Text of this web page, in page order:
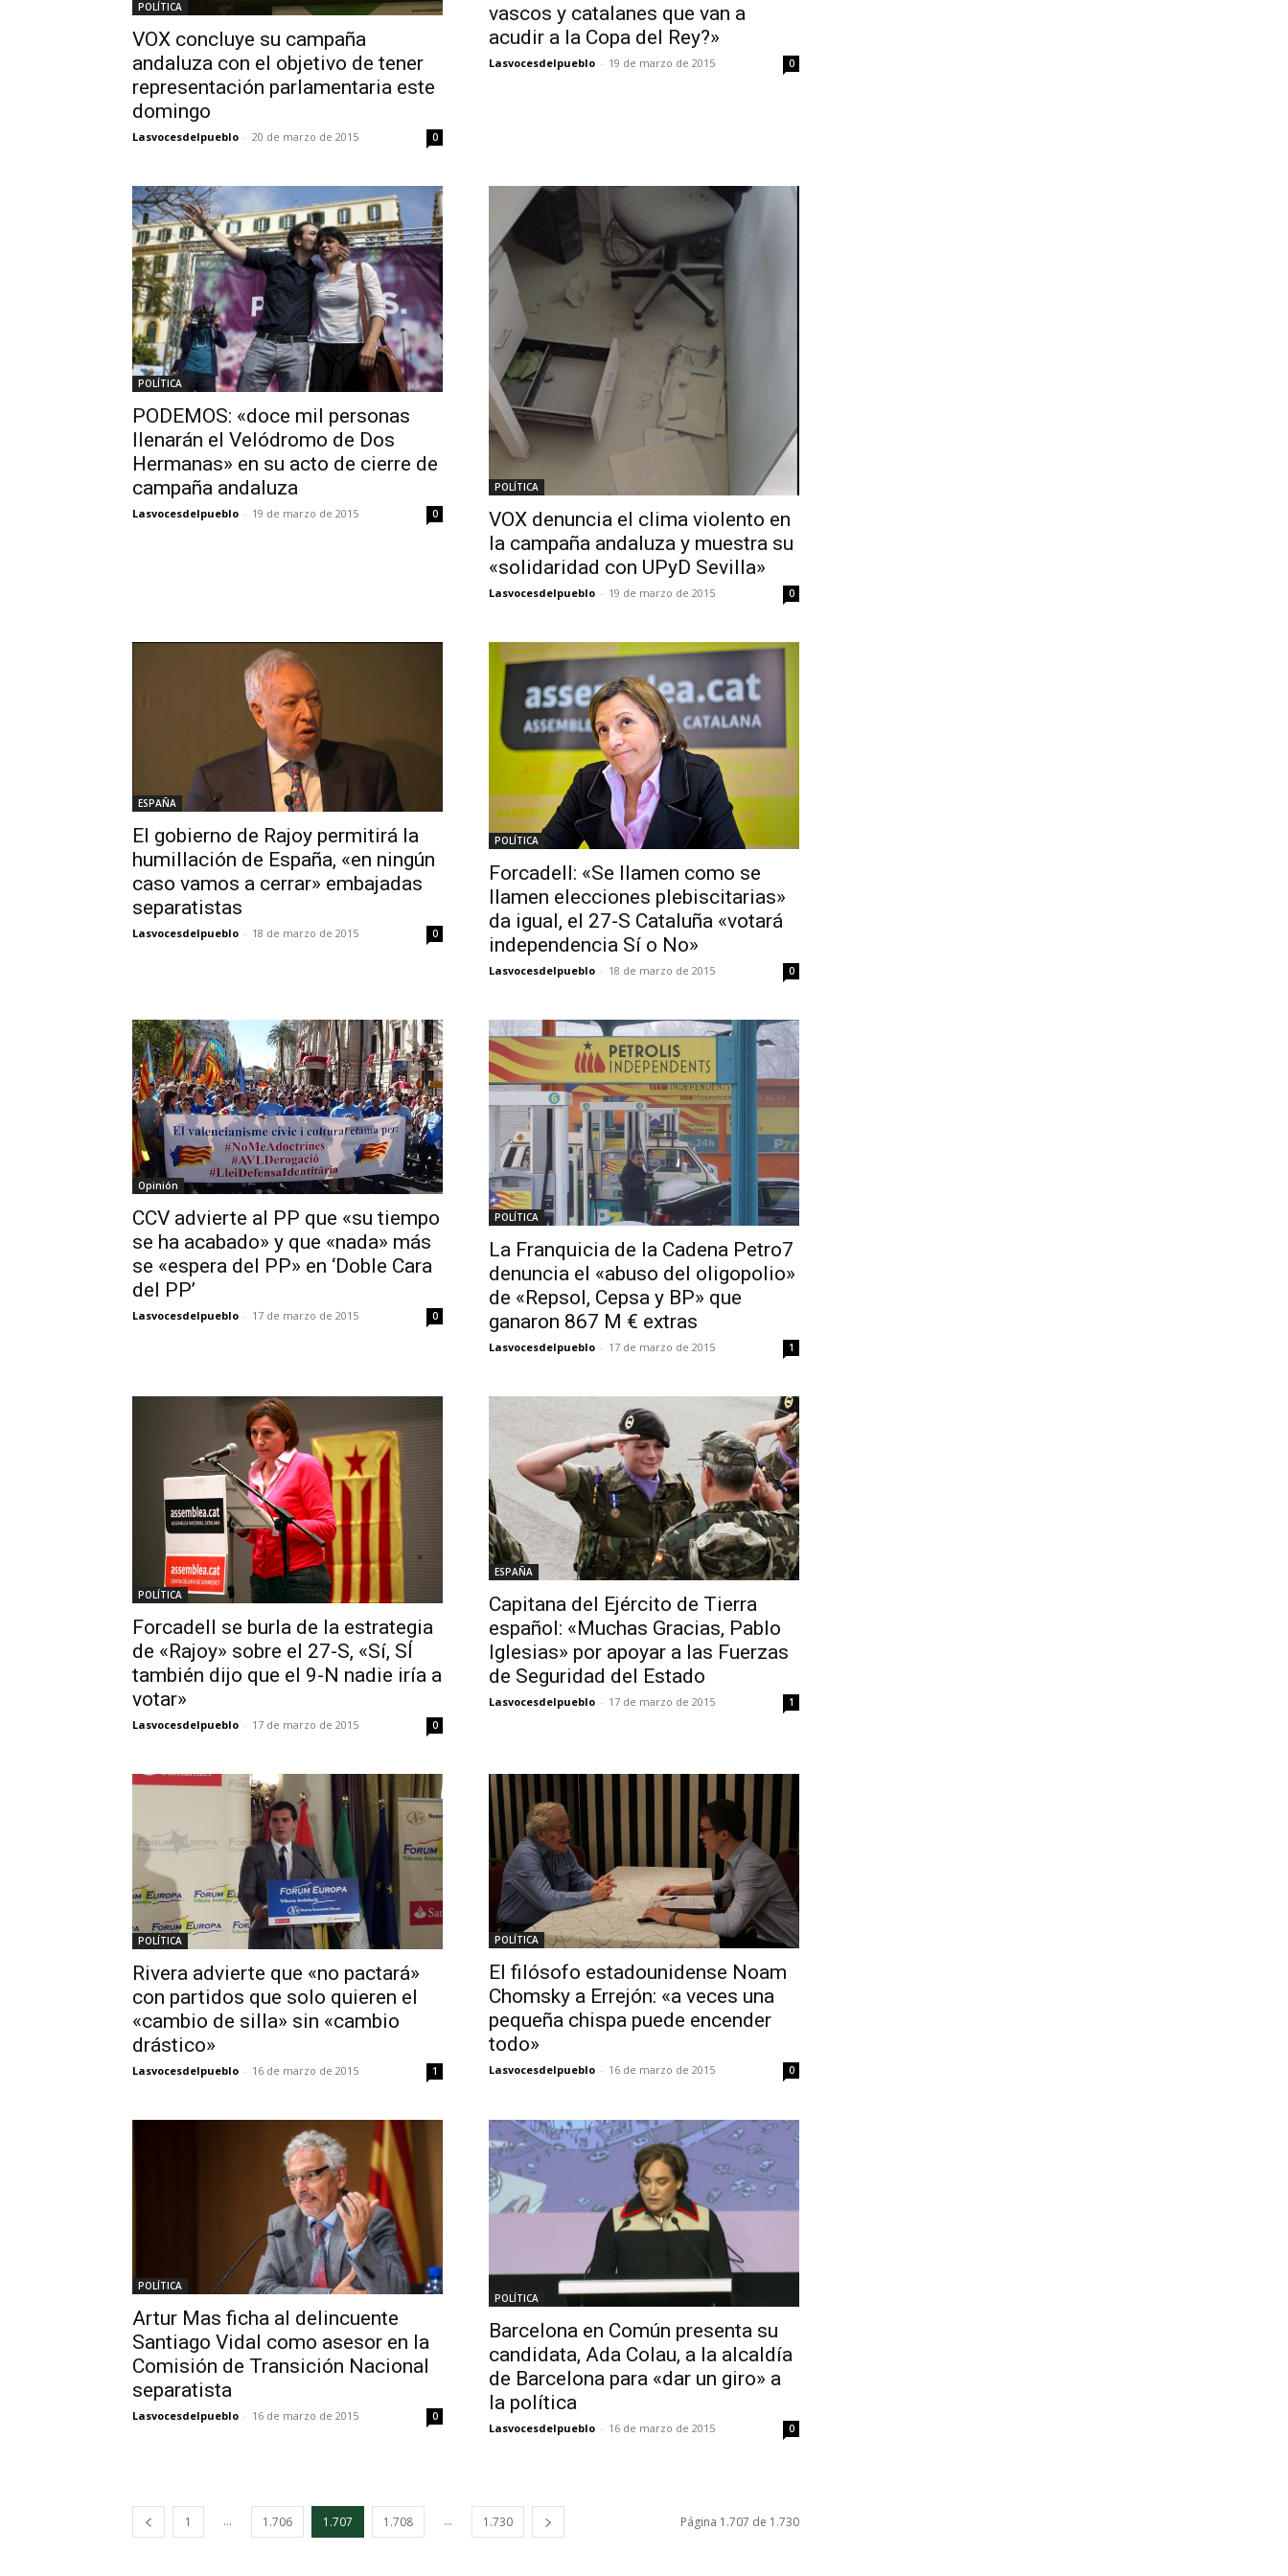
POLÍTICA
VOX concluye su campaña
andaluza con el objetivo de tener
representación parlamentaria este
domingo
Lasvocesdelpueblo - 20 de marzo de 2015 0
vascos y catalanes que van a
acudir a la Copa del Rey?»
Lasvocesdelpueblo - 19 de marzo de 2015 0
POLÍTICA
PODEMOS: «doce mil personas
llenarán el Velódromo de Dos
Hermanas» en su acto de cierre de
campaña andaluza
Lasvocesdelpueblo - 19 de marzo de 2015 0
POLÍTICA
VOX denuncia el clima violento en
la campaña andaluza y muestra su
«solidaridad con UPyD Sevilla»
Lasvocesdelpueblo - 19 de marzo de 2015 0
ESPAÑA
El gobierno de Rajoy permitirá la
humillación de España, «en ningún
caso vamos a cerrar» embajadas
separatistas
Lasvocesdelpueblo - 18 de marzo de 2015 0
POLÍTICA
Forcadell: «Se llamen como se
llamen elecciones plebiscitarias»
da igual, el 27-S Cataluña «votará
independencia Sí o No»
Lasvocesdelpueblo - 18 de marzo de 2015 0
Opinión
CCV advierte al PP que «su tiempo
se ha acabado» y que «nada» más
se «espera del PP» en ‘Doble Cara
del PP’
Lasvocesdelpueblo - 17 de marzo de 2015 0
POLÍTICA
La Franquicia de la Cadena Petro7
denuncia el «abuso del oligopolio»
de «Repsol, Cepsa y BP» que
ganaron 867 M € extras
Lasvocesdelpueblo - 17 de marzo de 2015 1
POLÍTICA
Forcadell se burla de la estrategia
de «Rajoy» sobre el 27-S, «Sí, SÍ
también dijo que el 9-N nadie iría a
votar»
Lasvocesdelpueblo - 17 de marzo de 2015 0
ESPAÑA
Capitana del Ejército de Tierra
español: «Muchas Gracias, Pablo
Iglesias» por apoyar a las Fuerzas
de Seguridad del Estado
Lasvocesdelpueblo - 17 de marzo de 2015 1
POLÍTICA
Rivera advierte que «no pactará»
con partidos que solo quieren el
«cambio de silla» sin «cambio
drástico»
Lasvocesdelpueblo - 16 de marzo de 2015 1
POLÍTICA
El filósofo estadounidense Noam
Chomsky a Errejón: «a veces una
pequeña chispa puede encender
todo»
Lasvocesdelpueblo - 16 de marzo de 2015 0
POLÍTICA
Artur Mas ficha al delincuente
Santiago Vidal como asesor en la
Comisión de Transición Nacional
separatista
Lasvocesdelpueblo - 16 de marzo de 2015 0
POLÍTICA
Barcelona en Común presenta su
candidata, Ada Colau, a la alcaldía
de Barcelona para «dar un giro» a
la política
Lasvocesdelpueblo - 16 de marzo de 2015 0
1 ... 1.706 1.707 1.708 ... 1.730 Página 1.707 de 1.730